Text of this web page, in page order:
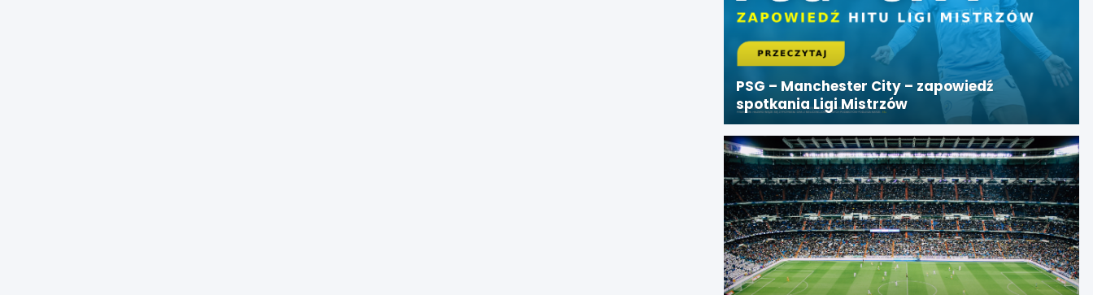
PSG – Manchester City – zapowiedź
spotkania Ligi Mistrzów